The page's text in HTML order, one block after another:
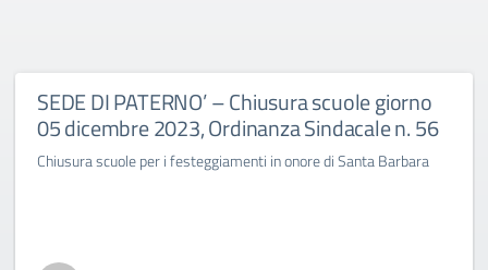
SEDE DI PATERNO’ – Chiusura scuole giorno
05 dicembre 2023, Ordinanza Sindacale n. 56
Chiusura scuole per i festeggiamenti in onore di Santa Barbara